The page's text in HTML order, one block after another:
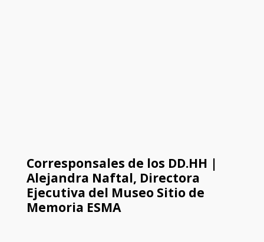
Corresponsales de los DD.HH |
Alejandra Naftal, Directora
Ejecutiva del Museo Sitio de
Memoria ESMA